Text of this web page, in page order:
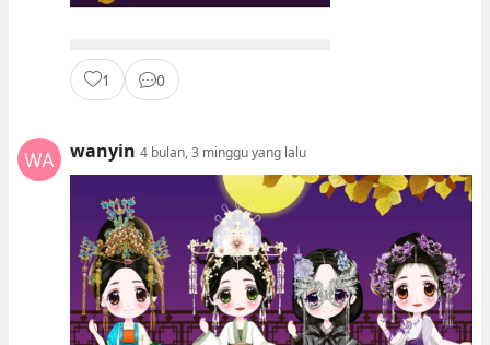
1 0
wanyin 4 bulan, 3 minggu yang lalu